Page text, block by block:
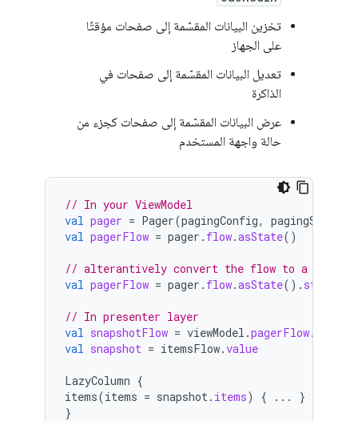
تخزين البيانات المقسّمة إلى صفحات مؤقتًا
على الجهاز
تعديل البيانات المقسّمة إلى صفحات في
الذاكرة
عرض البيانات المقسّمة إلى صفحات كجزء من
حالة واجهة المستخدم
// In your ViewModel
val pager = Pager(pagingConfig,
val pagerFlow = pager . flow.asState()
// alterantively convert the flow to a
val pagerFlow = pager . flow.asState(). stateIn
// In presenter layer
val snapshotFlow = viewModel .pagerFlow.
val snapshot = itemsFlow.value
LazyColumn {
items(items = snapshot. items) { ...
}
}